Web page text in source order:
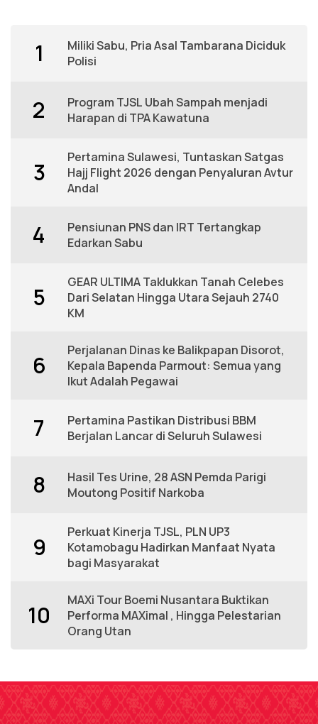
1
Miliki Sabu, Pria Asal Tambarana Diciduk
Polisi
2
Program TJSL Ubah Sampah menjadi
Harapan di TPA Kawatuna
3
Pertamina Sulawesi, Tuntaskan Satgas
Hajj Flight 2026 dengan Penyaluran Avtur
Andal
4
Pensiunan PNS dan IRT Tertangkap
Edarkan Sabu
5
GEAR ULTIMA Taklukkan Tanah Celebes
Dari Selatan Hingga Utara Sejauh 2740
KM
6
Perjalanan Dinas ke Balikpapan Disorot,
Kepala Bapenda Parmout: Semua yang
Ikut Adalah Pegawai
7
Pertamina Pastikan Distribusi BBM
Berjalan Lancar di Seluruh Sulawesi
8
Hasil Tes Urine, 28 ASN Pemda Parigi
Moutong Positif Narkoba
9
Perkuat Kinerja TJSL, PLN UP3
Kotamobagu Hadirkan Manfaat Nyata
bagi Masyarakat
10
MAXi Tour Boemi Nusantara Buktikan
Performa MAXimal , Hingga Pelestarian
Orang Utan